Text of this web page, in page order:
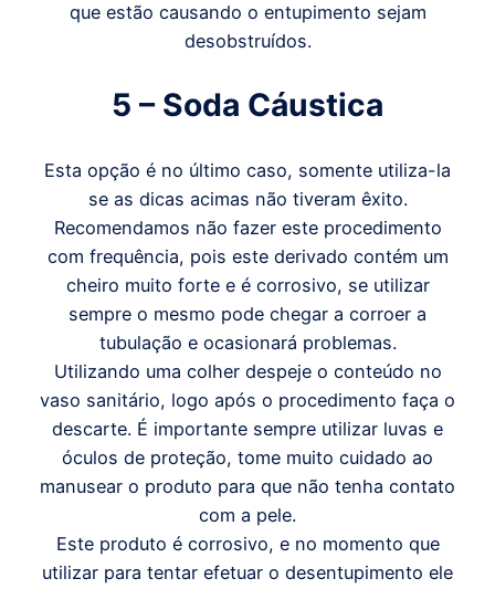
que estão causando o entupimento sejam
desobstruídos.
5 – Soda Cáustica
Esta opção é no último caso, somente utiliza-la
se as dicas acimas não tiveram êxito.
Recomendamos não fazer este procedimento
com frequência, pois este derivado contém um
cheiro muito forte e é corrosivo, se utilizar
sempre o mesmo pode chegar a corroer a
tubulação e ocasionará problemas.
Utilizando uma colher despeje o conteúdo no
vaso sanitário, logo após o procedimento faça o
descarte. É importante sempre utilizar luvas e
óculos de proteção, tome muito cuidado ao
manusear o produto para que não tenha contato
com a pele.
Este produto é corrosivo, e no momento que
utilizar para tentar efetuar o desentupimento ele